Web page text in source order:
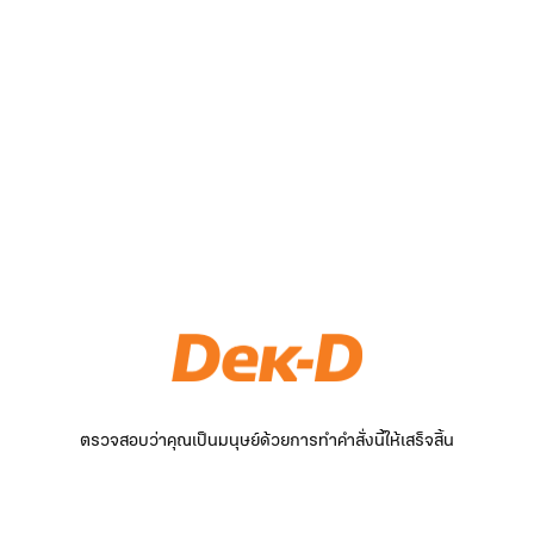
ตรวจสอบว่าคุณเป็นมนุษย์ด้วยการทำคำสั่งนี้ให้เสร็จสิ้น